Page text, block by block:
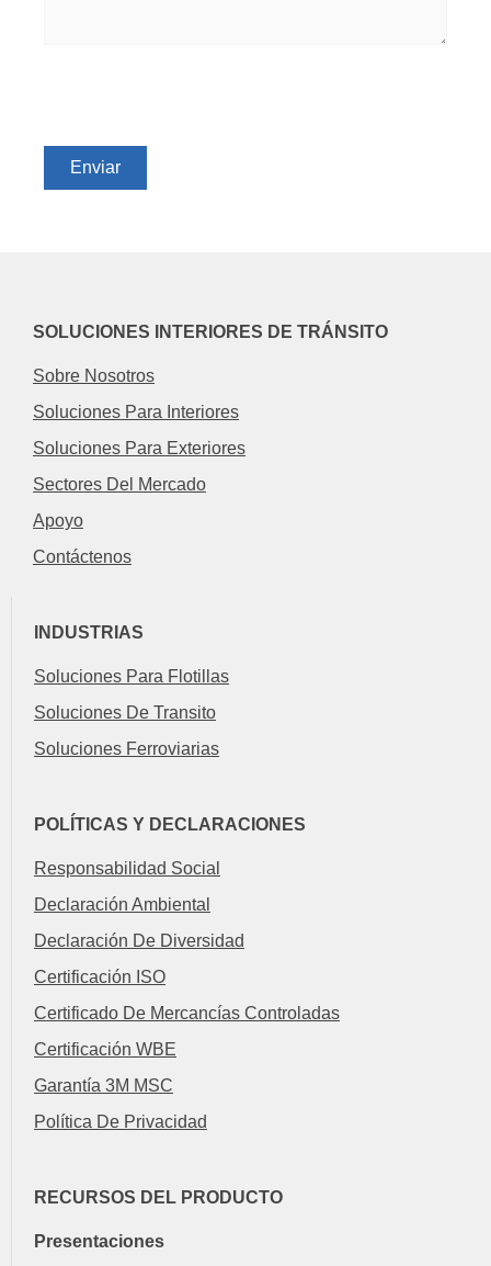
SOLUCIONES INTERIORES DE TRÁNSITO
Sobre Nosotros
Soluciones Para Interiores
Soluciones Para Exteriores
Sectores Del Mercado
Apoyo
Contáctenos
INDUSTRIAS
Soluciones Para Flotillas
Soluciones De Transito
Soluciones Ferroviarias
POLÍTICAS Y DECLARACIONES
Responsabilidad Social
Declaración Ambiental
Declaración De Diversidad
Certificación ISO
Certificado De Mercancías Controladas
Certificación WBE
Garantía 3M MSC
Política De Privacidad
RECURSOS DEL PRODUCTO
Presentaciones